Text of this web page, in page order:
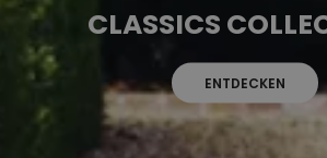
CLASSICS
ENTDECKEN